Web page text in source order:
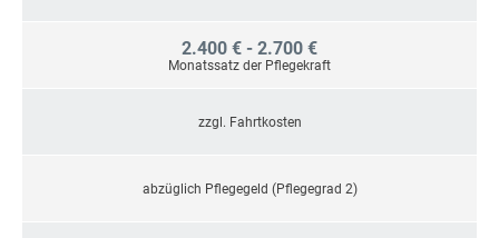
2.400 € - 2.700 €
Monatssatz der Pflegekraft
zzgl. Fahrtkosten
abzüglich Pflegegeld (Pflegegrad 2)